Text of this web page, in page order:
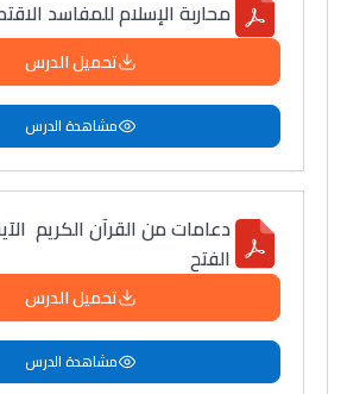
محاربة الإسلام للمفاسد
تحميل الدرس
مشاهدة الدرس
الفتح
تحميل الدرس
مشاهدة الدرس